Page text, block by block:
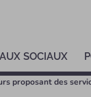
SOCIAUX
proposant des